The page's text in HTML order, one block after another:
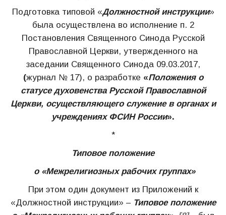
Подготовка типовой «Должностной инструкции»
была осуществлена во исполнение п. 2
Постановления Священного Синода Русской
Православной Церкви, утвержденного на
заседании Священного Синода 09.03.2017,
(журнал № 17), о разработке «Положения о
статусе духовенства Русской Православной
Церкви, осуществляющего служение в органах и
учреждениях ФСИН России».
*
Типовое положение
о «Межрелигиозных рабочих группах»
При этом один документ из Приложений к
«Должностной инструкции» – Типовое положение